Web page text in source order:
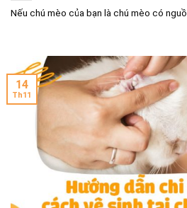
Nếu chú mèo của bạn là chú mèo có
14
Th11